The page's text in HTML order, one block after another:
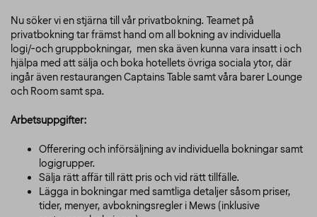
Nu söker vi en stjärna till vår privatbokning. Teamet på
privatbokning tar främst hand om all bokning av individuella
logi/-och gruppbokningar, men ska även kunna vara insatt i och
hjälpa med att sälja och boka hotellets övriga sociala ytor, där
ingår även restaurangen Captains Table samt våra barer Lounge
och Room samt spa.
Arbetsuppgifter:
Offerering och införsäljning av individuella bokningar samt
logigrupper.
Sälja rätt affär till rätt pris och vid rätt tillfälle.
Lägga in bokningar med samtliga detaljer såsom priser,
tider, menyer, avbokningsregler i Mews (inklusive